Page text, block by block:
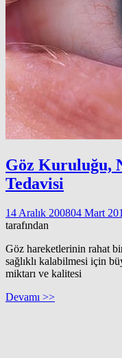
Göz Kuruluğu,
Tedavisi
14 Aralık 200804 Mart
tarafından
Göz hareketlerinin rahat
sağlıklı kalabilmesi için
miktarı ve kalitesi
Devamı >>